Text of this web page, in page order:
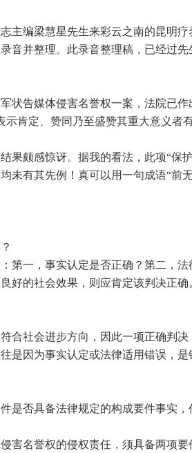
主编梁慧星先生来彩云之南的昆明
音并整理。此录音整理稿，已经过先
告媒体侵害名誉权一案，法院已
肯定、赞同乃至盛赞其重大意义
颇感惊讶。据我的看法，此项“保
未有其先例！真可以用一句成语“前无
一，事实认定是否正确？第二，
好的社会效果，则应肯定该判决正
社会进步方向，因此一项正确判
是因为事实认定或法律适用错误，是
否具备法律规定的构成要件事实，
名誉权的侵权责任，须具备两项